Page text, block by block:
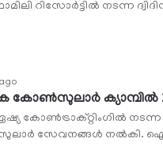
റിസോര്‍ട്ടില്‍ നടന്ന
കോണ്‍സുലാര്‍
കോണ്‍ട്രാക്റ്റിംഗില്‍
സേവനങ്ങള്‍ നല്‍കി.